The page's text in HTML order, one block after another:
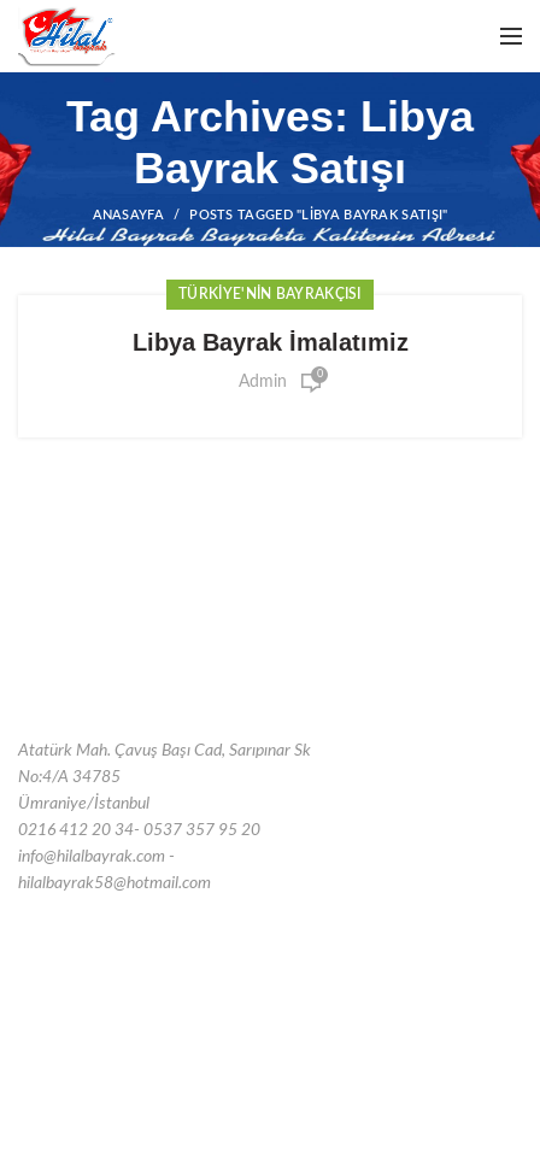
Tag Archives: Libya
Bayrak Satışı
ANASAYFA POSTS TAGGED "LIBYA BAYRAK SATIŞI"
TÜRKIYE'NIN BAYRAKÇISI
Libya Bayrak İmalatımiz
Admin 0
Atatürk Mah. Çavuş Başı Cad, Sarıpınar Sk
No:4/A 34785
Ümraniye/İstanbul
0216 412 20 34- 0537 357 95 20
info@hilalbayrak.com -
hilalbayrak58@hotmail.com